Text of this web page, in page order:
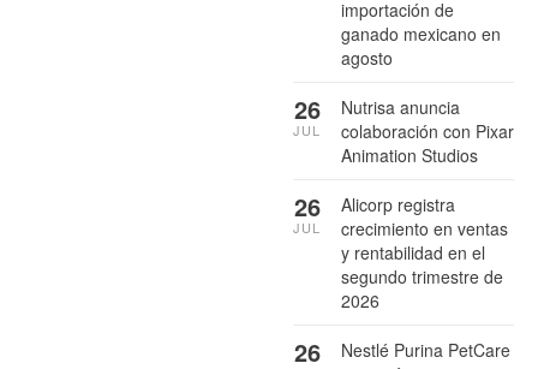
importación de
ganado mexicano en
agosto
Nutrisa anuncia
colaboración con Pixar
Animation Studios
26
JUL
Alicorp registra
crecimiento en ventas
y rentabilidad en el
segundo trimestre de
2026
26
JUL
Nestlé Purina PetCare
26